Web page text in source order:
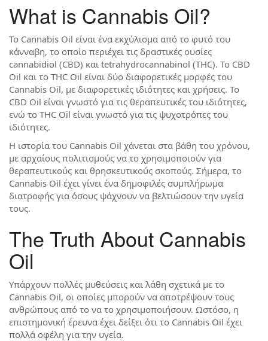
What is Cannabis Oil?
Το Cannabis Oil είναι ένα εκχύλισμα από το φυτό του
κάνναβη, το οποίο περιέχει τις δραστικές ουσίες
cannabidiol (CBD) και tetrahydrocannabinol (THC). Το CBD
Oil και το THC Oil είναι δύο διαφορετικές μορφές του
Cannabis Oil, με διαφορετικές ιδιότητες και χρήσεις. Το
CBD Oil είναι γνωστό για τις θεραπευτικές του ιδιότητες,
ενώ το THC Oil είναι γνωστό για τις ψυχοτρόπες του
ιδιότητες.
Η ιστορία του Cannabis Oil χάνεται στα βάθη του χρόνου,
με αρχαίους πολιτισμούς να το χρησιμοποιούν για
θεραπευτικούς και θρησκευτικούς σκοπούς. Σήμερα, το
Cannabis Oil έχει γίνει ένα δημοφιλές συμπλήρωμα
διατροφής για όσους ψάχνουν να βελτιώσουν την υγεία
τους.
The Truth About Cannabis
Oil
Υπάρχουν πολλές μυθεύσεις και λάθη σχετικά με το
Cannabis Oil, οι οποίες μπορούν να αποτρέψουν τους
ανθρώπους από το να το χρησιμοποιήσουν. Ωστόσο, η
επιστημονική έρευνα έχει δείξει ότι το Cannabis Oil έχει
πολλά οφέλη για την υγεία.